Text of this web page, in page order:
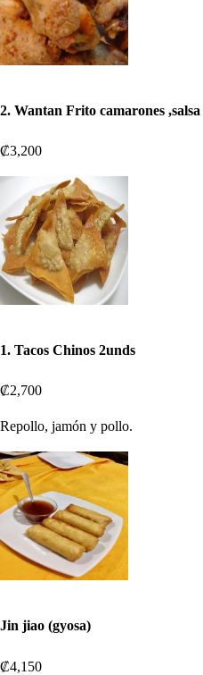
2. Wantan Frito camarones
₡3,200
1. Tacos Chinos 2unds
₡2,700
Repollo, jamón y pollo.
Jin jiao (gyosa)
₡4,150